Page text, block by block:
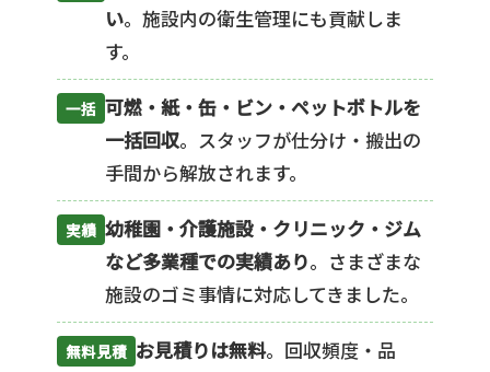
い。施設内の衛生管理にも貢献しま
す。
一括 可燃・紙・缶・ビン・ペットボトルを
一括回収。スタッフが仕分け・搬出の
手間から解放されます。
実績 幼稚園・介護施設・クリニック・ジム
など多業種での実績あり。さまざまな
施設のゴミ事情に対応してきました。
無料見積 お見積りは無料。回収頻度・品